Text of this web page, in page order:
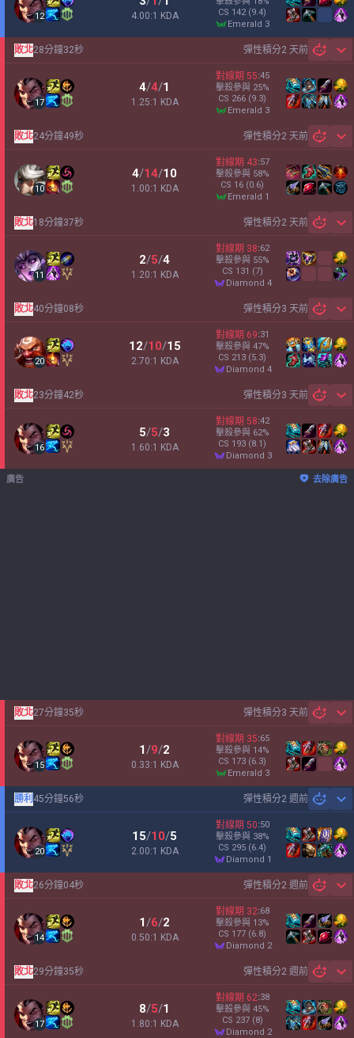
12 4.00:1 KDA
CS 142 (9.4)
emerald 3
彈性積分2 天前
敗北28分鐘32秒
17
4/4/1
1.25:1 KDA
對線期 55:45
擊殺參與 25%
CS 266 (9.3)
emerald 3
彈性積分2 天前
敗北24分鐘49秒
10
4/14/10
1.00:1 KDA
對線期 43:57
擊殺參與 58%
CS 16 (0.6)
emerald 1
彈性積分2 天前
敗北18分鐘37秒
11
2/5/4
1.20:1 KDA
對線期 38:62
擊殺參與 55%
CS 131 (7)
diamond 4
彈性積分3 天前
敗北40分鐘08秒
20
12/10/15
2.70:1 KDA
對線期 69:31
擊殺參與 47%
CS 213 (5.3)
diamond 4
彈性積分3 天前
敗北23分鐘42秒
16
5/5/3
1.60:1 KDA
對線期 58:42
擊殺參與 62%
CS 193 (8.1)
diamond 3
廣告 去除廣告
彈性積分3 天前
敗北27分鐘35秒
15
1/9/2
0.33:1 KDA
對線期 35:65
擊殺參與 14%
CS 173 (6.3)
emerald 3
彈性積分2 週前
勝利 45分鐘56秒
20
15/10/5
2.00:1 KDA
對線期 50:50
擊殺參與 38%
CS 295 (6.4)
diamond 1
彈性積分2 週前
敗北26分鐘04秒
14
1/6/2
0.50:1 KDA
對線期 32:68
擊殺參與 13%
CS 177 (6.8)
diamond 2
彈性積分2 週前
敗北29分鐘35秒
17
8/5/1
1.80:1 KDA
對線期 62:38
擊殺參與 45%
CS 237 (8)
diamond 2